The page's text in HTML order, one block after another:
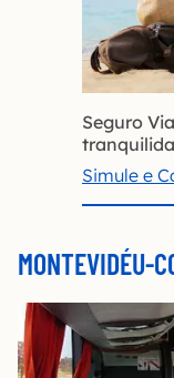
Seguro
Simule e
MONTEVIDÉU-